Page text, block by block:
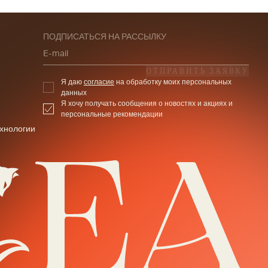
ПОДПИСАТЬСЯ НА РАССЫЛКУ
E-mail
ОТПРАВИТЬ ЗАЯВКУ
Я даю согласие на обработку моих персональных
данных
Я хочу получать сообщения о новостях и акциях и
персональные рекомендации